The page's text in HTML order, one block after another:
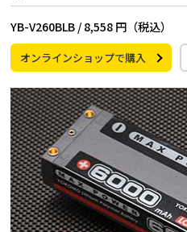
YB-V260BLB / 8,558 円（税込）
オンラインショップで購入